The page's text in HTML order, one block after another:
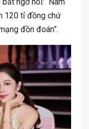
120 tỉ đồng chứ
đồn đoán”.